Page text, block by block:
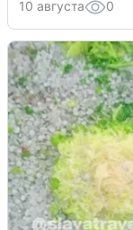
10 августа 0